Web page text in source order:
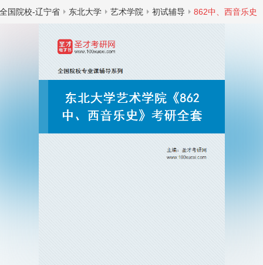
全国院校-辽宁省 东北大学 艺术学院 初试辅导 862中、西音乐史